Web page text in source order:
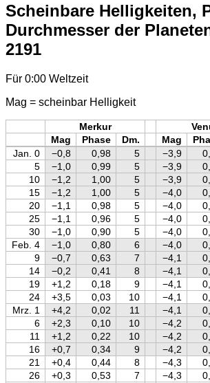
Scheinbare Helligkeiten,
Durchmesser der
2191
Für 0:00 Weltzeit
Mag = scheinbar Helligkeit
Merkur
Mag
Phase Dm. Mag
Jan. 0
−0,8 0,98 5 −3,9
5
−1,0 0,99 5 −3,9
10
−1,2 1,00 5 −3,9
15
−1,2 1,00 5 −4,0
20
−1,1 0,98 5 −4,0
25
−1,1 0,96 5 −4,0
30
−1,0 0,90 5 −4,0
Feb. 4
−1,0 0,80 6 −4,0
9
−0,7 0,63 7 −4,1
14
−0,2 0,41 8 −4,1
19
+1,2 0,18 9 −4,1
24
+3,5 0,03 10 −4,1
Mrz. 1
+4,2 0,02 11 −4,1
6
+2,3 0,10 10 −4,2
11
+1,2 0,22 10 −4,2
16
+0,7 0,34 9 −4,2
21
+0,4 0,44 8 −4,3
26
+0,3 0,53 7 −4,3